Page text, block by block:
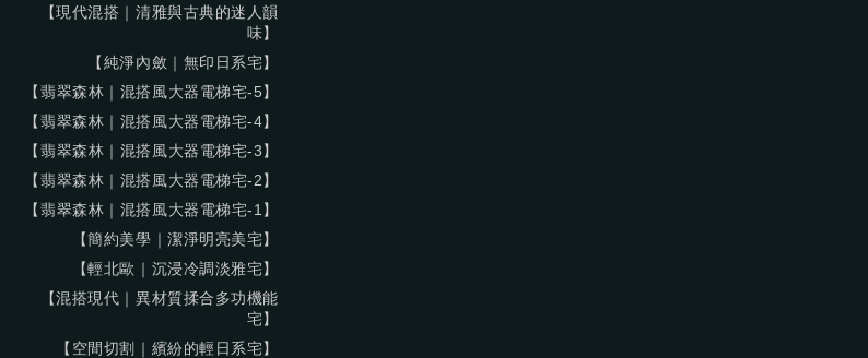
【現代混搭｜清雅與古典的迷人韻
味】
【純淨內斂｜無印日系宅】
【翡翠森林｜混搭風大器電梯宅-5】
【翡翠森林｜混搭風大器電梯宅-4】
【翡翠森林｜混搭風大器電梯宅-3】
【翡翠森林｜混搭風大器電梯宅-2】
【翡翠森林｜混搭風大器電梯宅-1】
【簡約美學｜潔淨明亮美宅】
【輕北歐｜沉浸冷調淡雅宅】
【混搭現代｜異材質揉合多功機能
宅】
【空間切割｜繽紛的輕日系宅】